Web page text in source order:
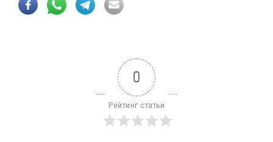
0
Рейтинг статьи